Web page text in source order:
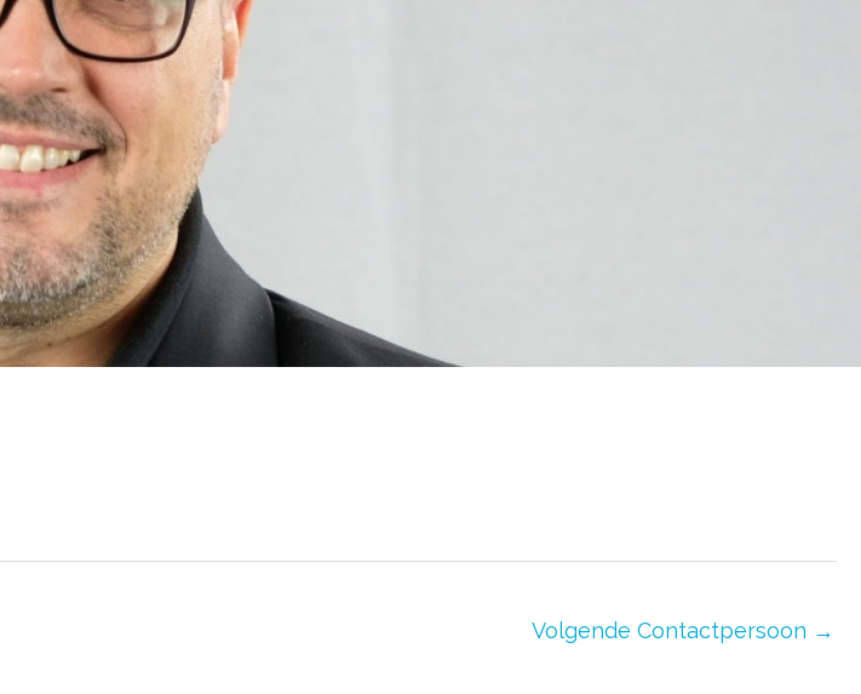
Volgende Contactpersoon →